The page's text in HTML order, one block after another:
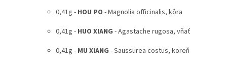
0,41g - HOU PO - Magnolia officinalis, kôra
0,41g - HUO XIANG - Agastache rugosa, vňať
0,41g - MU XIANG - Saussurea costus, koreň